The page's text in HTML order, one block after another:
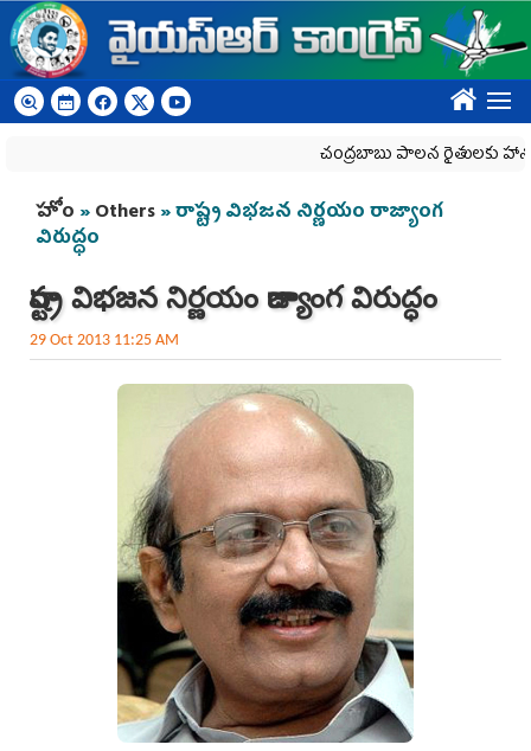
Skip to main content
????
చంద్రబాబు పాలన రైతులకు హానికరం
You are here
హోం »Others» రాష్ట్ర విభజన నిర్ణయం రాజ్యాంగ
విరుద్ధం
రాష్ట్ర విభజన నిర్ణయం రాజ్యాంగ విరుద్ధం
29 Oct 2013 11:25 AM